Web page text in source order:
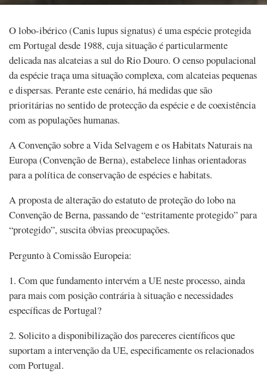
O lobo-ibérico (Canis lupus signatus) é uma espécie protegida
em Portugal desde 1988, cuja situação é particularmente
delicada nas alcateias a sul do Rio Douro. O censo populacional
da espécie traça uma situação complexa, com alcateias pequenas
e dispersas. Perante este cenário, há medidas que são
prioritárias no sentido de protecção da espécie e de coexistência
com as populações humanas.
A Convenção sobre a Vida Selvagem e os Habitats Naturais na
Europa (Convenção de Berna), estabelece linhas orientadoras
para a política de conservação de espécies e habitats.
A proposta de alteração do estatuto de proteção do lobo na
Convenção de Berna, passando de “estritamente protegido” para
“protegido”, suscita óbvias preocupações.
Pergunto à Comissão Europeia:
1. Com que fundamento intervém a UE neste processo, ainda
para mais com posição contrária à situação e necessidades
específicas de Portugal?
2. Solicito a disponibilização dos pareceres científicos que
suportam a intervenção da UE, especificamente os relacionados
com Portugal.